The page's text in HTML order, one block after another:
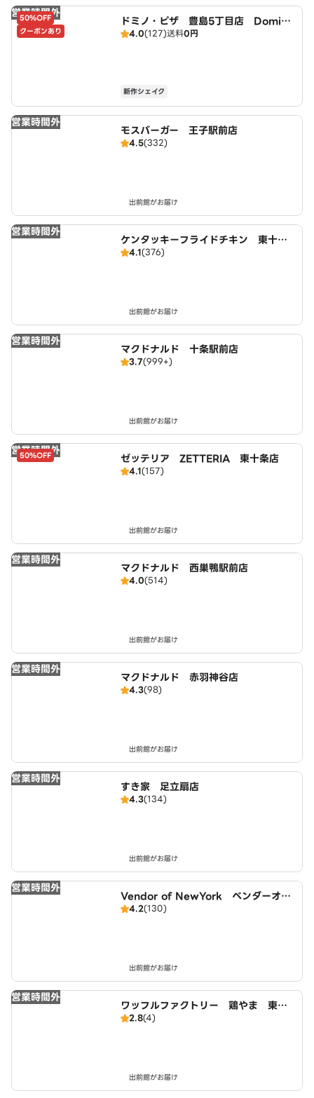
営業時間外
50%OFF
クーポンあり
ドミノ・ピザ 豊島5丁目店 Domin
o's4.0(127)送料0円
新作シェイク
営業時間外
モスバーガー 王子駅前店
4.5(332)
出前館がお届け
営業時間外
ケンタッキーフライドチキン 東十条
店4.1(376)
出前館がお届け
営業時間外
マクドナルド 十条駅前店
3.7(999+)
出前館がお届け
営業時間外
50%OFF ゼッテリア ZETTERIA 東十条店
4.1(157)
出前館がお届け
営業時間外
マクドナルド 西巣鴨駅前店
4.0(514)
出前館がお届け
営業時間外
マクドナルド 赤羽神谷店
4.3(98)
出前館がお届け
営業時間外
すき家 足立扇店
4.3(134)
出前館がお届け
営業時間外
Vendor of NewYork ベンダーオブ
ニューヨーク
4.2(130)
出前館がお届け
営業時間外
ワッフルファクトリー 鶏やま 東十
条2.8(4)
出前館がお届け